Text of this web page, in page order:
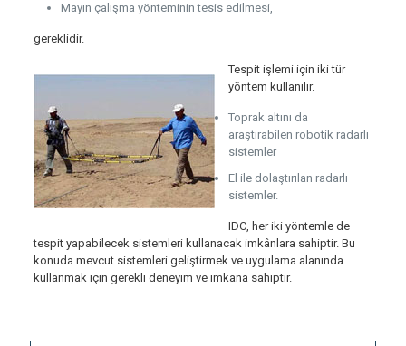
Mayın çalışma yönteminin tesis edilmesi,
gereklidir.
Tespit işlemi için iki tür
yöntem kullanılır.
Toprak altını da
araştırabilen robotik radarlı
sistemler
El ile dolaştırılan radarlı
sistemler.
IDC, her iki yöntemle de
tespit yapabilecek sistemleri kullanacak imkânlara sahiptir. Bu
konuda mevcut sistemleri geliştirmek ve uygulama alanında
kullanmak için gerekli deneyim ve imkana sahiptir.